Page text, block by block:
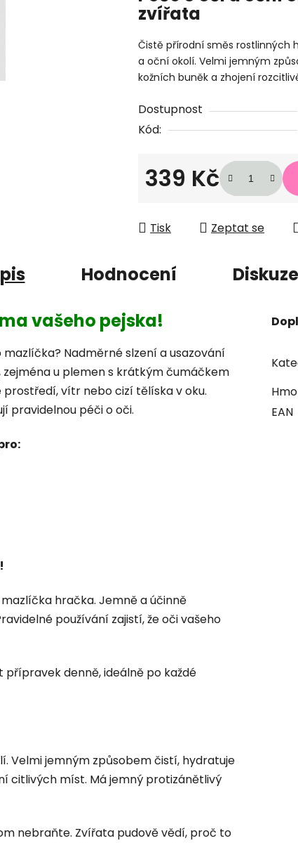
0,0
z
5
hvězdiček.
zvířata
Čistě přírodní směs rostlinných
a oční okolí. Velmi jemným
kožních buněk a zhojení
Dostupnost
Kód:
339 Kč
Tisk Zeptat se
Hodnocení
Diskuze
vašeho pejska!
Nadměrné slzení a usazování
u plemen s krátkým čumáčkem
vítr nebo cizí tělíska v oku.
pravidelnou péči o oči.
hračka. Jemně a účinně
používání zajistí, že oči vašeho
denně, ideálně po každé
Velmi jemným způsobem čistí, hydratuje
citlivých míst. Má jemný protizánětlivý
nebraňte. Zvířata pudově vědí, proč to
EAN